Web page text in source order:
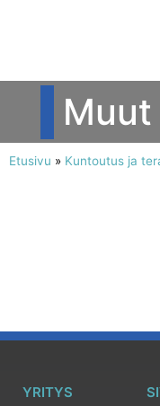
Etusivu » Kuntoutus ja
YRITYS